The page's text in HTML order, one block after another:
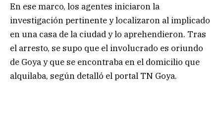
En ese marco, los agentes iniciaron la
investigación pertinente y localizaron al implicado
en una casa de la ciudad y lo aprehendieron. Tras
el arresto, se supo que el involucrado es oriundo
de Goya y que se encontraba en el domicilio que
alquilaba, según detalló el portal TN Goya.